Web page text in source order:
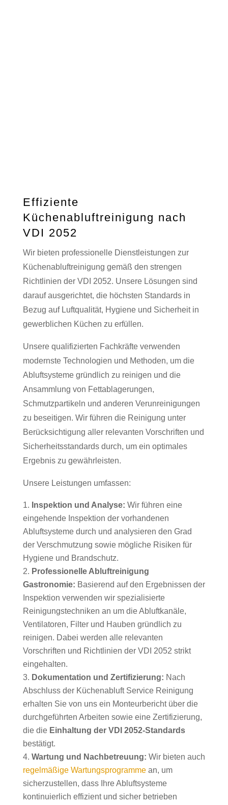
Effiziente
Küchenabluftreinigung nach
VDI 2052
Wir bieten professionelle Dienstleistungen zur
Küchenabluftreinigung gemäß den strengen
Richtlinien der VDI 2052. Unsere Lösungen sind
darauf ausgerichtet, die höchsten Standards in
Bezug auf Luftqualität, Hygiene und Sicherheit in
gewerblichen Küchen zu erfüllen.
Unsere qualifizierten Fachkräfte verwenden
modernste Technologien und Methoden, um die
Abluftsysteme gründlich zu reinigen und die
Ansammlung von Fettablagerungen,
Schmutzpartikeln und anderen Verunreinigungen
zu beseitigen. Wir führen die Reinigung unter
Berücksichtigung aller relevanten Vorschriften und
Sicherheitsstandards durch, um ein optimales
Ergebnis zu gewährleisten.
Unsere Leistungen umfassen:
Inspektion und Analyse: Wir führen eine
eingehende Inspektion der vorhandenen
Abluftsysteme durch und analysieren den Grad
der Verschmutzung sowie mögliche Risiken für
Hygiene und Brandschutz.
Professionelle Abluftreinigung
Gastronomie: Basierend auf den Ergebnissen der
Inspektion verwenden wir spezialisierte
Reinigungstechniken an um die Abluftkanäle,
Ventilatoren, Filter und Hauben gründlich zu
reinigen. Dabei werden alle relevanten
Vorschriften und Richtlinien der VDI 2052 strikt
eingehalten.
Dokumentation und Zertifizierung: Nach
Abschluss der Küchenabluft Service Reinigung
erhalten Sie von uns ein Monteurbericht über die
durchgeführten Arbeiten sowie eine Zertifizierung,
die die Einhaltung der VDI 2052-Standards
bestätigt.
Wartung und Nachbetreuung: Wir bieten auch
regelmäßige Wartungsprogrammean, um
sicherzustellen, dass Ihre Abluftsysteme
kontinuierlich effizient und sicher betrieben